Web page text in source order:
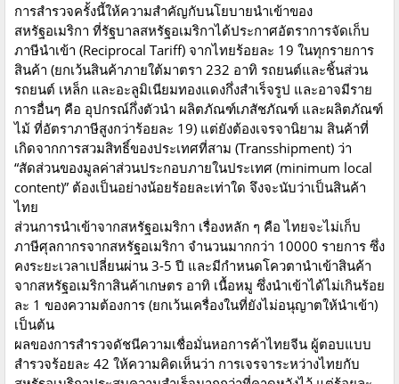
การสำรวจครั้งนี้ให้ความสำคัญกับนโยบายนำเข้าของ
สหรัฐอเมริกา ที่รัฐบาลสหรัฐอเมริกาได้ประกาศอัตราการจัดเก็บ
ภาษีนำเข้า (Reciprocal Tariff) จากไทยร้อยละ 19 ในทุกรายการ
สินค้า (ยกเว้นสินค้าภายใต้มาตรา 232 อาทิ รถยนต์และชิ้นส่วน
รถยนต์ เหล็ก และอะลูมิเนียมทองแดงกึ่งสำเร็จรูป และอาจมีราย
การอื่นๆ คือ อุปกรณ์กึ่งตัวนำ ผลิตภัณฑ์เภสัชภัณฑ์ และผลิตภัณฑ์
ไม้ ที่อัตราภาษีสูงกว่าร้อยละ 19) แต่ยังต้องเจรจานิยาม สินค้าที่
เกิดจากการสวมสิทธิ์ของประเทศที่สาม (Transshipment) ว่า
“สัดส่วนของมูลค่าส่วนประกอบภายในประเทศ (minimum local
content)” ต้องเป็นอย่างน้อยร้อยละเท่าใด จึงจะนับว่าเป็นสินค้า
ไทย
ส่วนการนำเข้าจากสหรัฐอเมริกา เรื่องหลัก ๆ คือ ไทยจะไม่เก็บ
ภาษีศุลกากรจากสหรัฐอเมริกา จำนวนมากกว่า 10000 รายการ ซึ่ง
คงระยะเวลาเปลี่ยนผ่าน 3-5 ปี และมีกำหนดโควตานำเข้าสินค้า
จากสหรัฐอเมริกาสินค้าเกษตร อาทิ เนื้อหมู ซึ่งนำเข้าได้ไม่เกินร้อย
ละ 1 ของความต้องการ (ยกเว้นเครื่องในที่ยังไม่อนุญาตให้นำเข้า)
เป็นต้น
ผลของการสำรวจดัชนีความเชื่อมั่นหอการค้าไทยจีน ผู้ตอบแบบ
สำรวจร้อยละ 42 ให้ความคิดเห็นว่า การเจรจาระหว่างไทยกับ